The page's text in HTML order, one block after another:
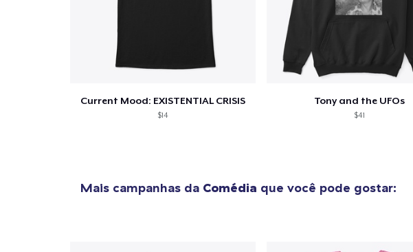
Current Mood: EXISTENTIAL CRISIS
$14
Tony and the UFOs
$41
Mais campanhas da Comédia que você pode gostar: